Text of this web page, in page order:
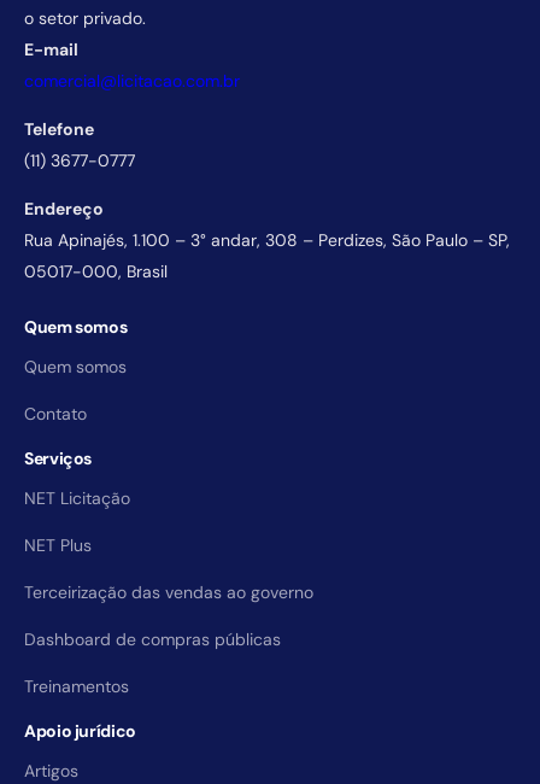
o setor privado.
E-mail
comercial@licitacao.com.br
Telefone
(11) 3677-0777
Endereço
Rua Apinajés, 1.100 – 3° andar, 308 – Perdizes, São Paulo – SP,
05017-000, Brasil
Quem somos
Quem somos
Contato
Serviços
NET Licitação
NET Plus
Terceirização das vendas ao governo
Dashboard de compras públicas
Treinamentos
Apoio jurídico
Artigos